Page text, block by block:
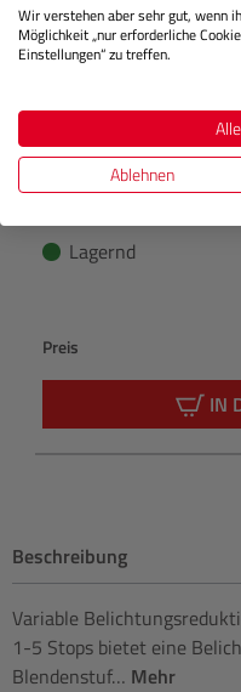
ND Vario 46mm 5-9
Lagernd
Preis
IN
Beschreibung
Variable
1-5 Stops bietet eine
Blendenstuf… Mehr
Wir verstehen aber sehr gut, wenn
Möglichkeit „nur erforderliche
Einstellungen“ zu treffen.
Ablehnen